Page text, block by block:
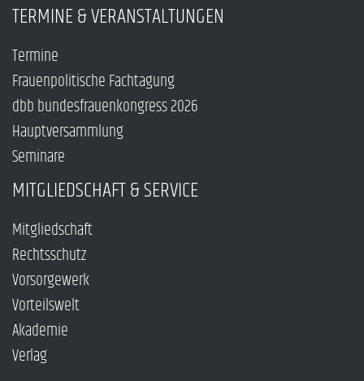
TERMINE & VERANSTALTUNGEN
Termine
Frauenpolitische Fachtagung
dbb bundesfrauenkongress 2026
Hauptversammlung
Seminare
MITGLIEDSCHAFT & SERVICE
Mitgliedschaft
Rechtsschutz
Vorsorgewerk
Vorteilswelt
Akademie
Verlag